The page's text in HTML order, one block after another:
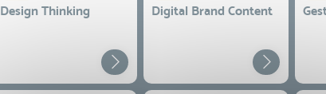
Design Thinking Digital Brand Content